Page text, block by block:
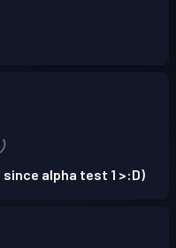
alpha test 1 >:D)